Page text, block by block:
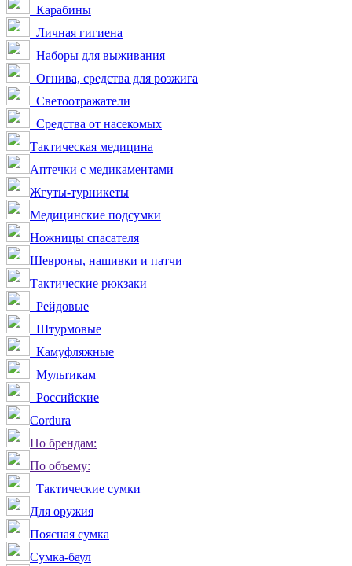
Карабины
Личная гигиена
Наборы для выживания
Огнива, средства для розжига
Светоотражатели
Средства от насекомых
Тактическая медицина
Аптечки с медикаментами
Жгуты-турникеты
Медицинские подсумки
Ножницы спасателя
Шевроны, нашивки и патчи
Тактические рюкзаки
Рейдовые
Штурмовые
Камуфляжные
Мультикам
Российские
Сordura
По брендам:
По объему:
Тактические сумки
Для оружия
Поясная сумка
Сумка-баул